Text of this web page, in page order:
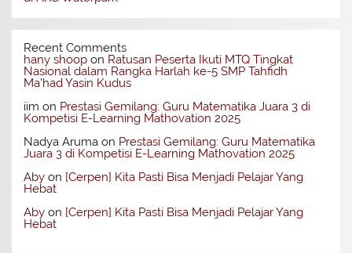
Recent Comments
hany shoop on Ratusan Peserta Ikuti MTQ Tingkat
Nasional dalam Rangka Harlah ke-5 SMP Tahfidh
Ma’had Yasin Kudus
iim on Prestasi Gemilang: Guru Matematika Juara 3 di
Kompetisi E-Learning Mathovation 2025
Nadya Aruma on Prestasi Gemilang: Guru Matematika
Juara 3 di Kompetisi E-Learning Mathovation 2025
Aby on [Cerpen] Kita Pasti Bisa Menjadi Pelajar Yang
Hebat
Aby on [Cerpen] Kita Pasti Bisa Menjadi Pelajar Yang
Hebat